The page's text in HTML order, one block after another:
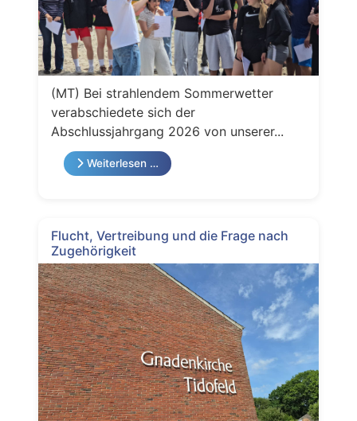
(MT) Bei strahlendem Sommerwetter
verabschiedete sich der
Abschlussjahrgang 2026 von unserer...
Weiterlesen …
Flucht, Vertreibung und die Frage nach
Zugehörigkeit